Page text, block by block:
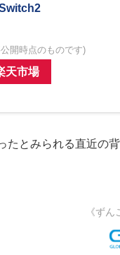
開時点のものです)
天市場
たとみられる直近の
《ず